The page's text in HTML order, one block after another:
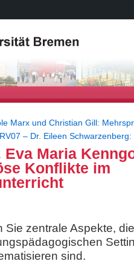
Marx und Christian Gill:
RV07 – Dr. Eileen
Eva Maria
Konflikte im
Sie zentrale Aspekte,
sind.